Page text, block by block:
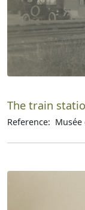
The train
Reference: Musée